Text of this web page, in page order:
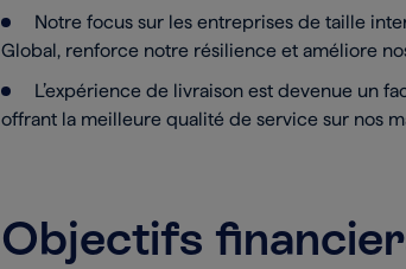
Notre focus sur les entreprises de taille
Global, renforce notre résilience et améliore
L’expérience de livraison est devenue un
offrant la meilleure qualité de service sur nos
Objectifs